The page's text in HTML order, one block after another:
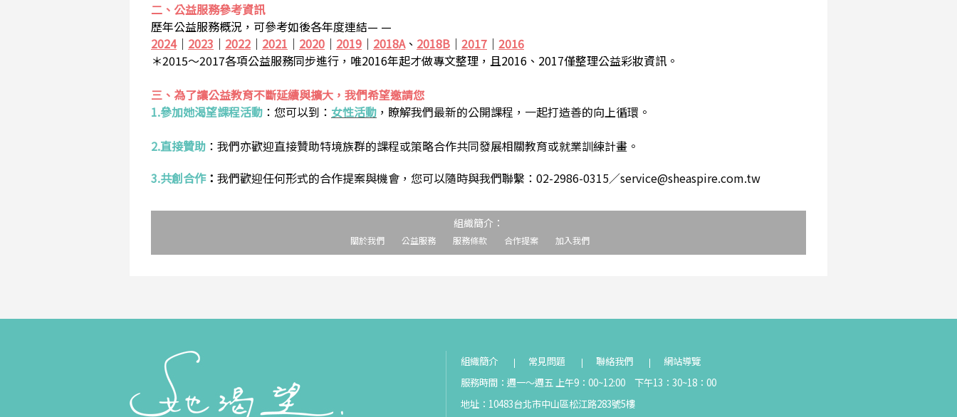
二、公益服務參考資訊
歷年公益服務概況，可參考如後各年度連結— —
2024｜ 2023 ｜ 2022 ｜ 2021 ｜ 2020 ｜ 2019 ｜ 2018A、 2018B ｜ 2017 ｜ 2016
＊2015～2017各項公益服務同步進行，唯2016年起才做專文整理，且2016、2017僅整理公益彩妝資訊。
三、為了讓公益教育不斷延續與擴大，我們希望邀請您
1.參加她渴望課程活動 ： 您可以到： 女性活動 ，瞭解我們最新的公開課程，一起打造善的向上循環。
2.直接贊助 ： 我們亦歡迎直接贊助特境族群的課程或策略合作共同發展相關教育或就業訓練計畫。
3.共創合作： 我們歡迎任何形式的合作提案與機會，您可以隨時與我們聯繫：02-2986-0315／service@sheaspire.com.tw
組織簡介：
關於我們 公益服務 服務條款 合作提案 加入我們
組織簡介 常見問題 聯絡我們
網站導覽
服務時間：週一～週五 上午9：00~12:00 下午13：30~18：00
地址：10483台北市中山區松江路283號5樓